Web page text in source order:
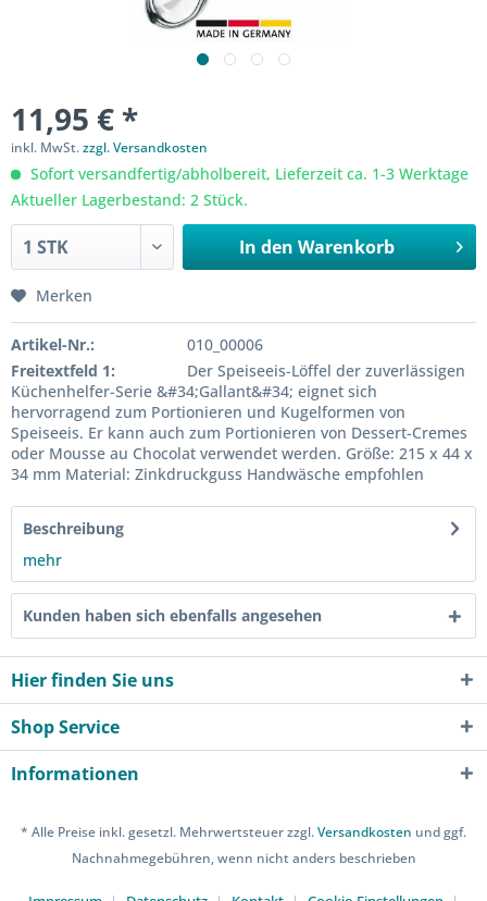
11,95 € *
inkl. MwSt.zzgl. Versandkosten
Sofort versandfertig/abholbereit, Lieferzeit ca. 1-3 Werktage
Aktueller Lagerbestand: 2 Stück.
In den Warenkorb
Merken
Artikel-Nr.:
010_00006
Freitextfeld 1:
Der Speiseeis-Löffel der zuverlässigen
Küchenhelfer-Serie &#34;Gallant&#34; eignet sich
hervorragend zum Portionieren und Kugelformen von
Speiseeis. Er kann auch zum Portionieren von Dessert-Cremes
oder Mousse au Chocolat verwendet werden. Größe: 215 x 44 x
34 mm Material: Zinkdruckguss Handwäsche empfohlen
Beschreibung
mehr
Kunden haben sich ebenfalls angesehen
Hier finden Sie uns
Shop Service
Informationen
* Alle Preise inkl. gesetzl. Mehrwertsteuer zzgl.Versandkosten und ggf.
Nachnahmegebühren, wenn nicht anders beschrieben